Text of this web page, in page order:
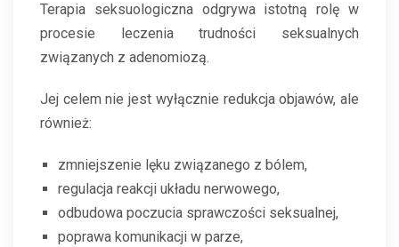
Terapia seksuologiczna odgrywa istotną rolę w
procesie leczenia trudności seksualnych
związanych z adenomiozą.
Jej celem nie jest wyłącznie redukcja objawów, ale
również:
zmniejszenie lęku związanego z bólem,
regulacja reakcji układu nerwowego,
odbudowa poczucia sprawczości seksualnej,
poprawa komunikacji w parze,